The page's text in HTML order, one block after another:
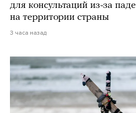
для консультаций из-за
на территории страны
3 часа назад